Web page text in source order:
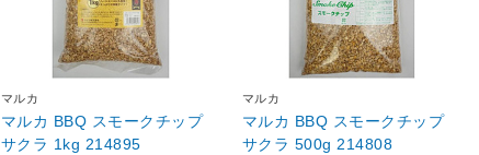
マルカ
マルカ BBQ スモークチップ
サクラ 1kg 214895
マルカ
マルカ BBQ スモークチップ
サクラ 500g 214808